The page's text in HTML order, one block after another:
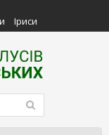
Іриси